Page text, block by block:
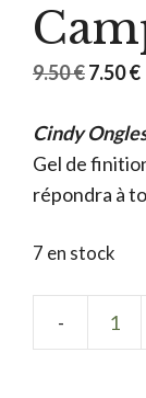
9.50€Le
initial
était :
9.50 €.
7.50€
Cindy
Gel de
répondra à
7 en stock